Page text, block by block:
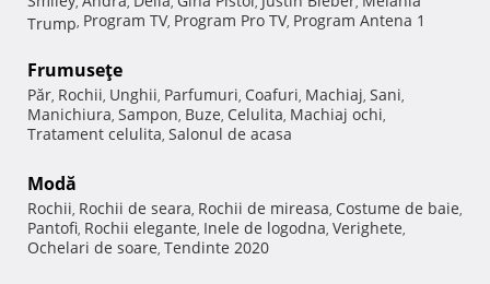
Trump, Program TV, Program Pro TV, Program Antena 1
Frumuseţe
Păr, Rochii, Unghii, Parfumuri, Coafuri, Machiaj, Sani,
Manichiura, Sampon, Buze, Celulita, Machiaj ochi,
Tratament celulita, Salonul de acasa
Modă
Rochii, Rochii de seara, Rochii de mireasa, Costume de baie,
Pantofi, Rochii elegante, Inele de logodna, Verighete,
Ochelari de soare, Tendinte 2020